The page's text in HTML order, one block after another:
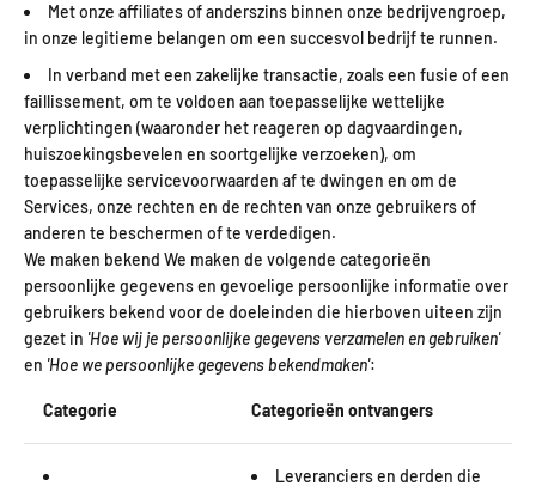
Met onze affiliates of anderszins binnen onze bedrijvengroep,
in onze legitieme belangen om een succesvol bedrijf te runnen.
In verband met een zakelijke transactie, zoals een fusie of een
faillissement, om te voldoen aan toepasselijke wettelijke
verplichtingen (waaronder het reageren op dagvaardingen,
huiszoekingsbevelen en soortgelijke verzoeken), om
toepasselijke servicevoorwaarden af te dwingen en om de
Services, onze rechten en de rechten van onze gebruikers of
anderen te beschermen of te verdedigen.
We maken bekend We maken de volgende categorieën
persoonlijke gegevens en gevoelige persoonlijke informatie over
gebruikers bekend voor de doeleinden die hierboven uiteen zijn
gezet in 'Hoe wij je persoonlijke gegevens verzamelen en gebruiken'
en 'Hoe we persoonlijke gegevens bekendmaken':
Categorie Categorieën ontvangers
Leveranciers en derden die